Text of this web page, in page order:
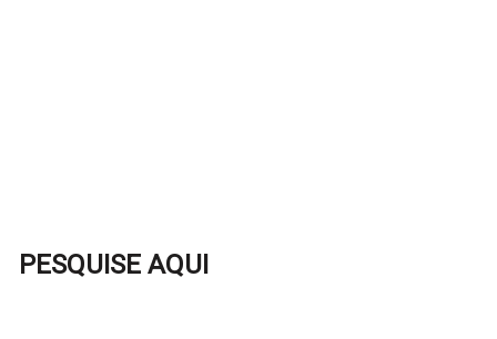
PESQUISE AQUI